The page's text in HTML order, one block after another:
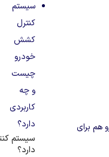
هم برای
سیستم
دارد؟